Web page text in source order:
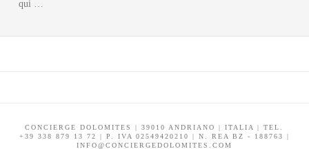
qui …
CONCIERGE DOLOMITES | 39010 ANDRIANO | ITALIA | TEL.
+39 338 879 13 72 | P. IVA 02549420210 | N. REA BZ - 188763 |
INFO@CONCIERGEDOLOMITES.COM